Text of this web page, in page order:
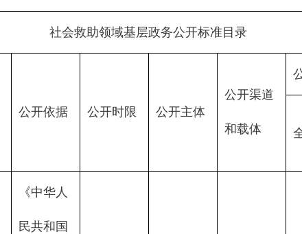
社会救助领域基层政务公开标准目录
公开依据 公开时限 公开主体
公开渠道
和载体
《中华人
民共和国